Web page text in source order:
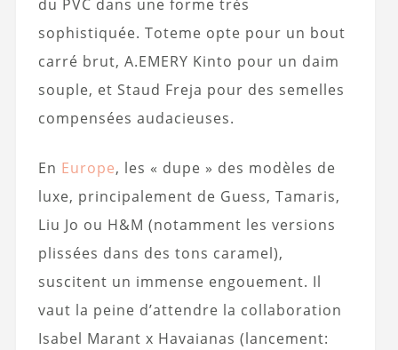
du PVC dans une forme très
sophistiquée. Toteme opte pour un bout
carré brut, A.EMERY Kinto pour un daim
souple, et Staud Freja pour des semelles
compensées audacieuses.
En Europe, les « dupe » des modèles de
luxe, principalement de Guess, Tamaris,
Liu Jo ou H&M (notamment les versions
plissées dans des tons caramel),
suscitent un immense engouement. Il
vaut la peine d’attendre la collaboration
Isabel Marant x Havaianas (lancement: